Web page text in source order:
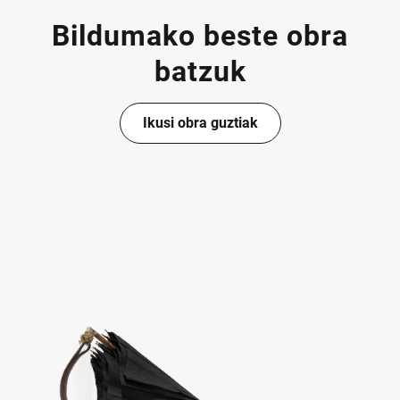
Bildumako beste obra
batzuk
Ikusi obra guztiak